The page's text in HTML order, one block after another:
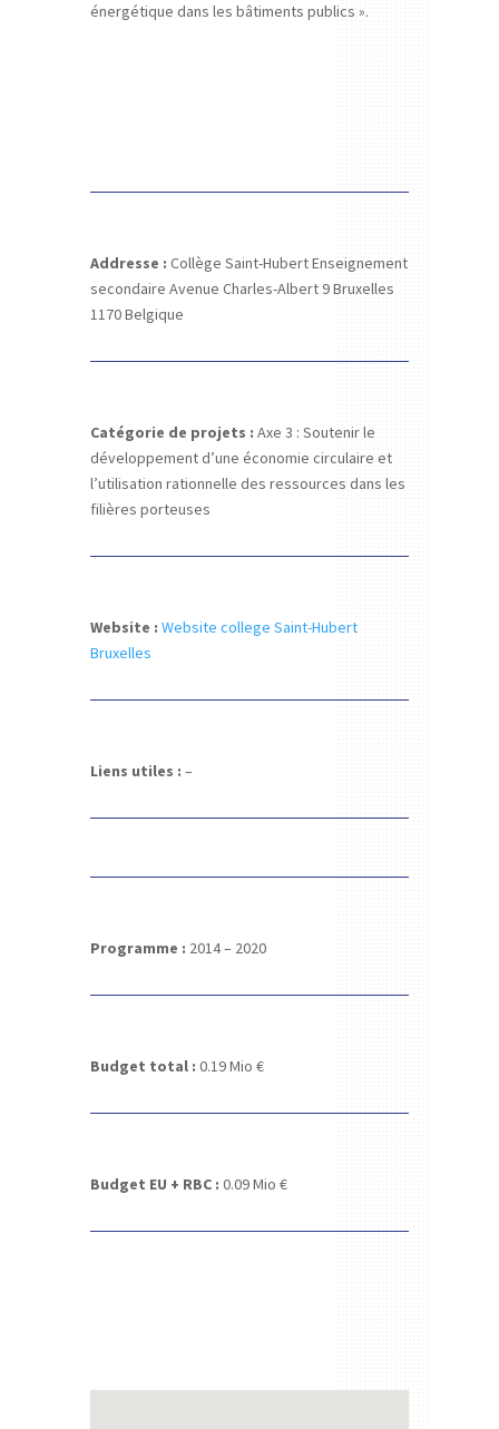
énergétique dans les bâtiments publics ».
Addresse : Collège Saint-Hubert Enseignement
secondaire Avenue Charles-Albert 9Bruxelles
1170Belgique
Catégorie de projets : Axe 3 : Soutenir le
développement d’une économie circulaire et
l’utilisation rationnelle des ressources dans les
filières porteuses
Website : Website college Saint-Hubert
Bruxelles
Liens utiles : –
Programme : 2014 – 2020
Budget total : 0.19 Mio €
Budget EU + RBC : 0.09 Mio €